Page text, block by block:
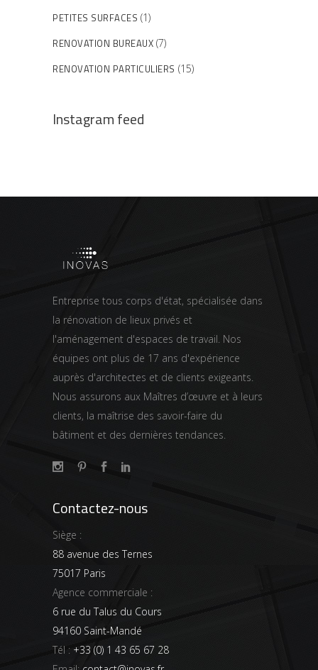
PETITES SURFACES (1)
RENOVATION BUREAUX (7)
RENOVATION PARTICULIERS (15)
Instagram feed
Entreprise tous corps d'état, spécialisée dans
la rénovation de lieux privés et
l'aménagement d'espaces de travail. Nos
équipes ont plus de 17 ans d'expérience
auprès d'architectes et de clients exigeants.
Nous assurons aux Maîtres d’œuvre et à leurs
clients, la maîtrise des savoir-faire du
bâtiment et des dernières tendances.
Contactez-nous
Siège :
88 avenue des Ternes
75017 Paris
Agence commerciale :
6 rue du Talus du Cours
94160 Saint-Mandé
Tél : +33 (0) 1 43 65 67 28